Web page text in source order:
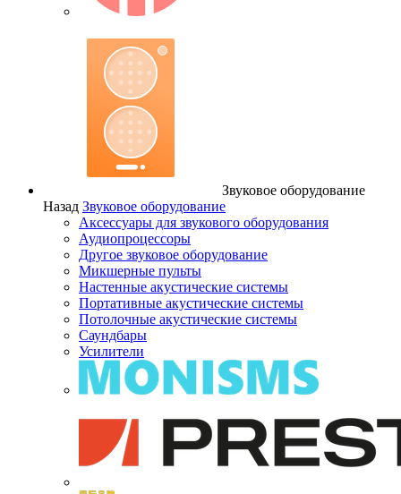
Звуковое оборудование
Назад Звуковое оборудование
Аксессуары для звукового оборудования
Аудиопроцессоры
Другое звуковое оборудование
Микшерные пульты
Настенные акустические системы
Портативные акустические системы
Потолочные акустические системы
Саундбары
Усилители